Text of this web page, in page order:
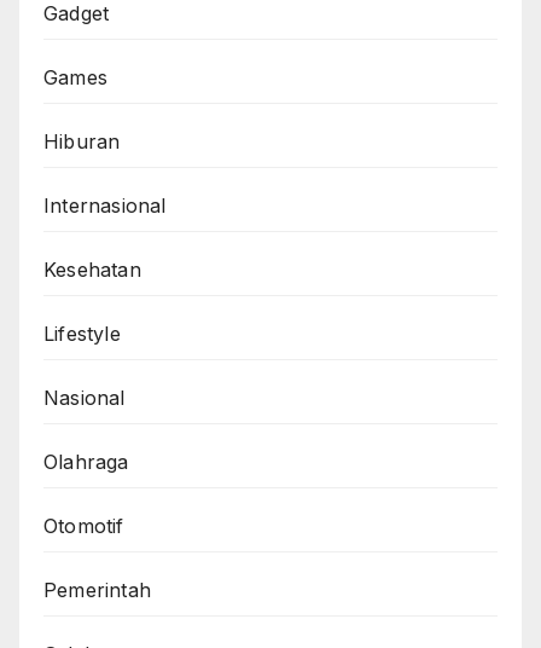
Gadget
Games
Hiburan
Internasional
Kesehatan
Lifestyle
Nasional
Olahraga
Otomotif
Pemerintah